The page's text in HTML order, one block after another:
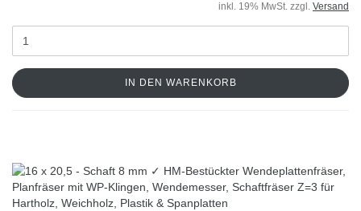
inkl. 19% MwSt. zzgl. Versand
IN DEN WARENKORB